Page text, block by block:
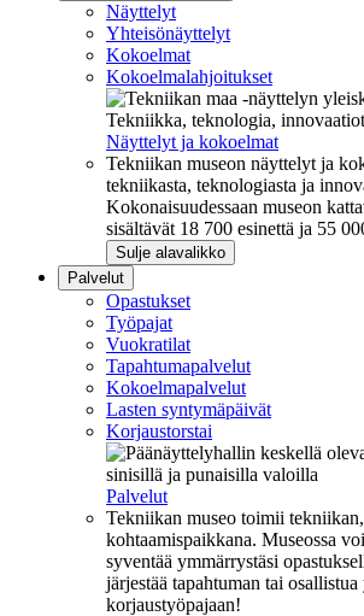
Näyttelyt
Yhteisönäyttelyt
Kokoelmat
Kokoelmalahjoitukset
Tekniikka, teknologia, innovaatiot
Näyttelyt ja kokoelmat
Tekniikan museon näyttelyt ja
tekniikasta, teknologiasta ja
Kokonaisuudessaan museon
sisältävät 18 700 esinettä ja 55
Sulje alavalikko
Palvelut
Opastukset
Työpajat
Vuokratilat
Tapahtumapalvelut
Kokoelmapalvelut
Lasten syntymäpäivät
Korjaustorstai
Palvelut
Tekniikan museo toimii
kohtaamispaikkana. Museossa
syventää ymmärrystäsi
järjestää tapahtuman tai
korjaustyöpajaan!